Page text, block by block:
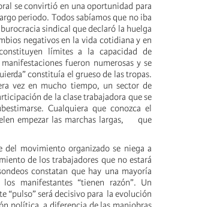
se convirtió en una oportunidad para
periodo. Todos sabíamos que no iba
sindical que declaró la huelga
negativos en la vida cotidiana y en
límites a la capacidad de
fueron numerosas y se
constituía el grueso de las tropas.
vez en mucho tiempo, un sector de
de la clase trabajadora que se
Cualquiera que conozca el
empezar las marchas largas, que
movimiento organizado se niega a
de los trabajadores que no estará
constatan que hay una mayoría
manifestantes “tienen razón”. Un
“pulso” será decisivo para la evolución